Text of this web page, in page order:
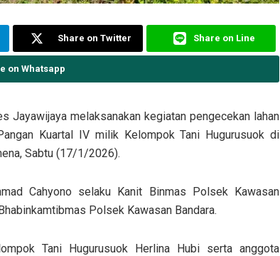
Share on Twitter Share on Line
on Whatsapp
Jayawijaya melaksanakan kegiatan pengecekan lahan
Kuartal IV milik Kelompok Tani Hugurusuok di
Sabtu (17/1/2026).
Cahyono selaku Kanit Binmas Polsek Kawasan
Polsek Kawasan Bandara.
Tani Hugurusuok Herlina Hubi serta anggota